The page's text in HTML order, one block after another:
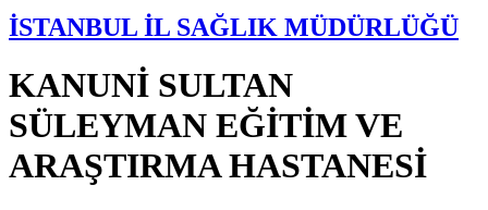
İSTANBUL İL SAĞLIK MÜDÜRLÜĞÜ
KANUNİ SULTAN
SÜLEYMAN EĞİTİM VE
ARAŞTIRMA HASTANESİ